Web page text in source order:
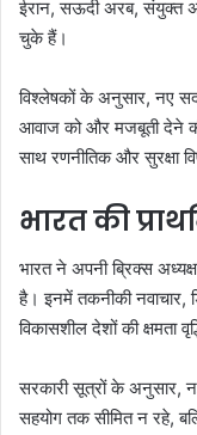
ईरान, सऊदी अरब, संयुक्त
चुके हैं।
विश्लेषकों के अनुसार, नए
आवाज को और मजबूती देने
साथ रणनीतिक और सुरक्षा
भारत की
भारत ने अपनी ब्रिक्स
है। इनमें तकनीकी नवाचार,
विकासशील देशों की क्षमता
सरकारी सूत्रों के अनुसार,
सहयोग तक सीमित न रहे,